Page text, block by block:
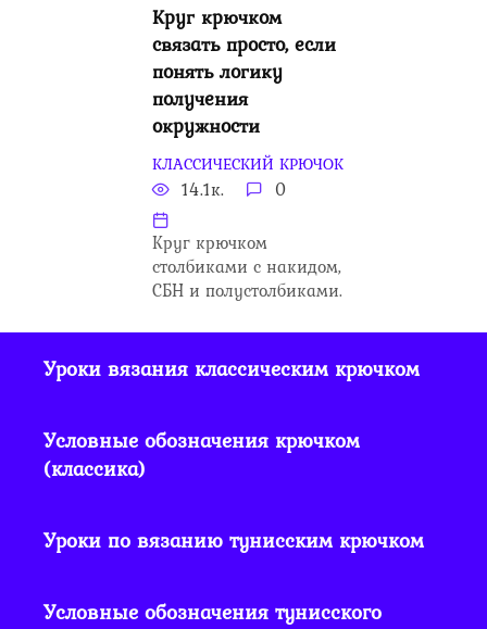
Круг крючком
связать просто, если
понять логику
получения
окружности
КЛАССИЧЕСКИЙ КРЮЧОК
14.1к. 0
Круг крючком
столбиками с накидом,
СБН и полустолбиками.
Уроки вязания классическим крючком
Условные обозначения крючком
(классика)
Уроки по вязанию тунисским крючком
Условные обозначения тунисского